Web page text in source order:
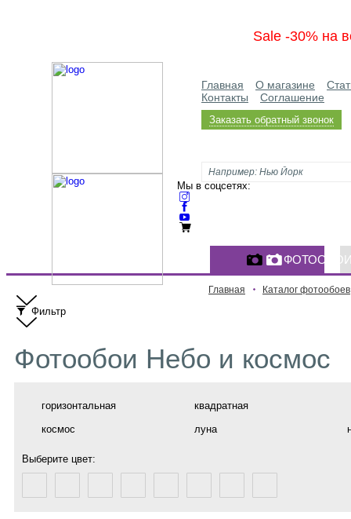
Sale -30% на
Главная О магазине
Контакты
Соглашение
Заказать обратный звонок
Мы в соцсетях:
Главная Каталог фотообоев
Фильтр
Фотообои Небо и космос
горизонтальная
квадратная
космос
луна
Выберите цвет: